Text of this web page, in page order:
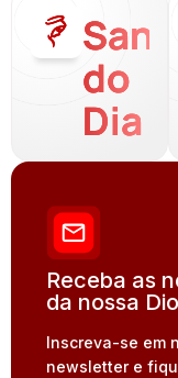
Santo
do
Dia
Receba as
da nossa
Inscreva-se em
newsletter e